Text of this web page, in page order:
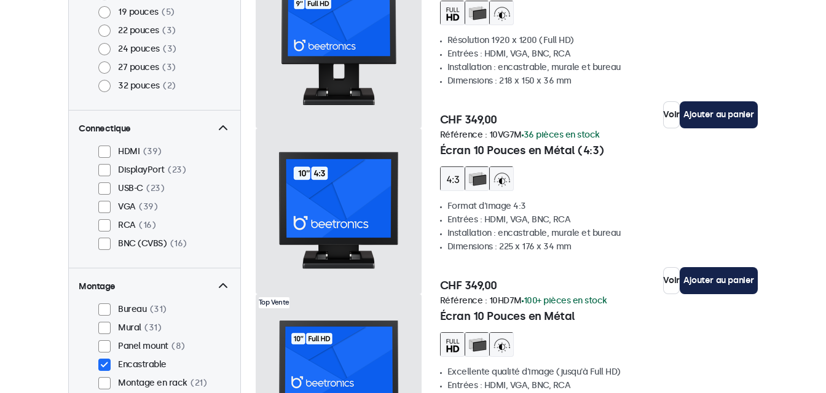
19 pouces
5
22 pouces
3
24 pouces
3
27 pouces
3
32 pouces
2
Connectique
HDMI
39
DisplayPort
23
USB-C
23
VGA
39
RCA
16
BNC (CVBS)
16
Montage
Bureau
31
Mural
31
Panel mount
8
Encastrable
Montage en rack
21
Résolution 1920 x 1200 (Full HD)
Entrées : HDMI, VGA, BNC, RCA
Installation : encastrable, murale et bureau
Dimensions : 218 x 150 x 36 mm
CHF 349,00 Voir Ajouter au panier
Écran 10 Pouces en Métal (4:3)
Référence : 10VG7M 36 pièces en stock
Format d'image 4:3
Entrées : HDMI, VGA, BNC, RCA
Installation : encastrable, murale et bureau
Dimensions : 225 x 176 x 34 mm
CHF 349,00 Voir Ajouter au panier
Top Vente
Écran 10 Pouces en Métal
Référence : 10HD7M 100+ pièces en stock
Excellente qualité d'image (jusqu'à Full HD)
Entrées : HDMI, VGA, BNC, RCA